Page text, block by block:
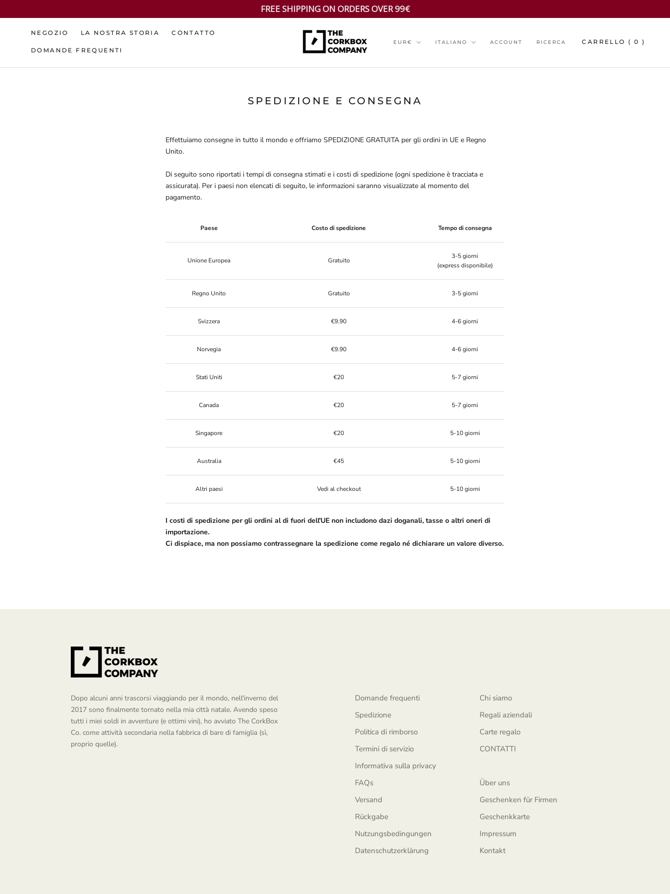
to
FREE SHIPPING ON ORDERS OVER 99€
NEGOZIO LA NOSTRA STORIA CONTATTO
DOMANDE FREQUENTI
Currency
EUR€ Language
ITALIANO ACCOUNT RICERCA CARRELLO ( 0 )
SPEDIZIONE E CONSEGNA
Effettuiamo consegne in tutto il mondo e offriamo SPEDIZIONE GRATUITA per gli ordini in UE e Regno
Unito.
Di seguito sono riportati i tempi di consegna stimati e i costi di spedizione (ogni spedizione è tracciata e
assicurata). Per i paesi non elencati di seguito, le informazioni saranno visualizzate al momento del
pagamento.
Paese Costo di spedizione Tempo di consegna
Unione Europea Gratuito
3-5 giorni
(express disponibile)
Regno Unito Gratuito 3-5 giorni
Svizzera €9.90 4-6 giorni
Norvegia €9.90 4-6 giorni
Stati Uniti €20 5-7 giorni
Canada €20 5-7 giorni
Singapore €20 5-10 giorni
Australia €45 5-10 giorni
Altri paesi Vedi al checkout 5-10 giorni
I costi di spedizione per gli ordini al di fuori dell'UE non includono dazi doganali, tasse o altri oneri di
importazione.
Ci dispiace, ma non possiamo contrassegnare la spedizione come regalo né dichiarare un valore diverso.
Dopo alcuni anni trascorsi viaggiando per il mondo, nell'inverno del
2017 sono finalmente tornato nella mia città natale. Avendo speso
tutti i miei soldi in avventure (e ottimi vini), ho avviato The CorkBox
Co. come attività secondaria nella fabbrica di bare di famiglia (sì,
proprio quelle).
Domande frequenti
Spedizione
Politica di rimborso
Termini di servizio
Informativa sulla privacy
Chi siamo
Regali aziendali
Carte regalo
CONTATTI
FAQs
Versand
Rückgabe
Nutzungsbedingungen
Datenschutzerklärung
Über uns
Geschenken für Firmen
Geschenkkarte
Impressum
Kontakt